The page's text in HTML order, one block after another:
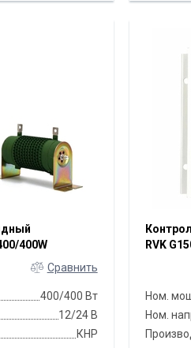
400W
Сравнить
400/400 Вт
12/24 В
КНР
RVK
Ном.
Ном.